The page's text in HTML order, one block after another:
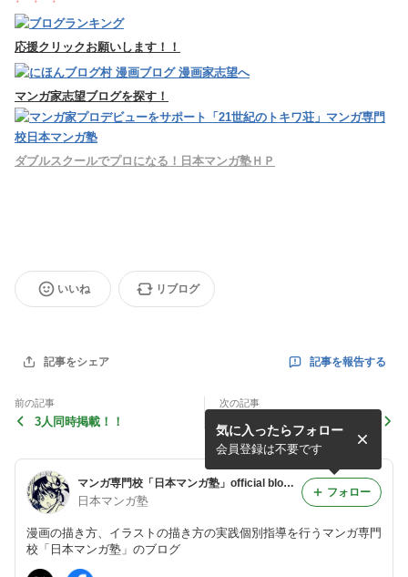
応援クリックお願いします！！
マンガ家志望ブログを探す！
ダブルスクールでプロになる！日本マンガ塾ＨＰ
いいね リブログ
記事をシェア 記事を報告する
前の記事
3人同時掲載！！
次の記事
月刊少年マガジンプラスに
マンガ専門校「日本マンガ塾」official blog | 漫画イラストの描き方実践指導
日本マンガ塾
漫画の描き方、イラストの描き方の実践個別指導を行うマンガ専門
校「日本マンガ塾」のブログ
気に入ったらフォロー
会員登録は不要です
フォロー